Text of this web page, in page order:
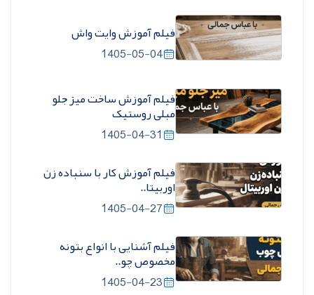
فیلم آموزش وایت واش
1405-05-04
فیلم آموزش ساخت میز جلو
مبلی روستیک
1405-04-31
فیلم آموزش کار با سنباده زن
اوربیتا..
1405-04-27
فیلم آشنایی با انواع بتونه
مخصوص چو..
1405-04-23